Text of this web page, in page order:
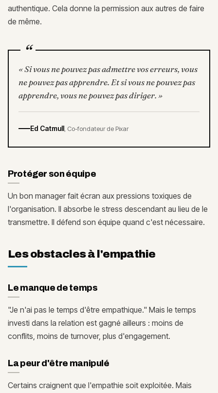
authentique. Cela donne la permission aux autres de faire
de même.
“
«Si vous ne pouvez pas admettre vos erreurs, vous
ne pouvez pas apprendre. Et si vous ne pouvez pas
apprendre, vous ne pouvez pas diriger.»
Ed Catmull, Co-fondateur de Pixar
Protéger son équipe
Un bon manager fait écran aux pressions toxiques de
l'organisation. Il absorbe le stress descendant au lieu de le
transmettre. Il défend son équipe quand c'est nécessaire.
Les obstacles à l'empathie
Le manque de temps
"Je n'ai pas le temps d'être empathique." Mais le temps
investi dans la relation est gagné ailleurs : moins de
conflits, moins de turnover, plus d'engagement.
La peur d'être manipulé
Certains craignent que l'empathie soit exploitée. Mais